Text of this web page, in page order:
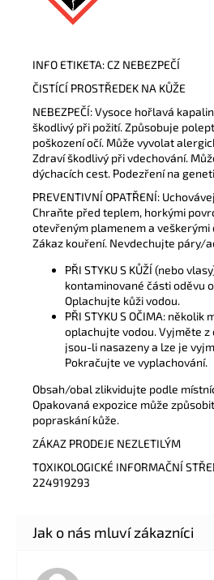
INFO ETIKETA: CZ NEBEZPEČÍ
ČISTÍCÍ PROSTŘEDEK NA KŮŽE
NEBEZPEČÍ: Vysoce hořlavá
škodlivý při požití. Způsobuje
poškození očí. Může vyvolat
Zdraví škodlivý při vdechování.
dýchacích cest. Podezření na
PREVENTIVNÍ OPATŘENÍ:
Chraňte před teplem, horkými
otevřeným plamenem a
Zákaz kouření. Nevdechujte páry/
PŘI STYKU S KŮŽÍ (nebo
kontaminované části oděvu
Oplachujte kůži vodou.
PŘI STYKU S OČIMA: několik
oplachujte vodou. Vyjměte z
jsou-li nasazeny a lze je
Pokračujte ve vyplachování.
Obsah/obal zlikvidujte podle
Opakovaná expozice může
popraskání kůže.
ZÁKAZ PRODEJE NEZLETILÝM
TOXIKOLOGICKÉ INFORMAČNÍ
224919293